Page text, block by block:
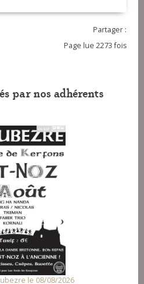
Partager :
Page lue 2273 fois
par nos adhérents
le 08/08/2026